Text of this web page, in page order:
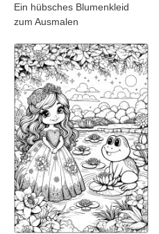
Ein hübsches Blumenkleid
zum Ausmalen